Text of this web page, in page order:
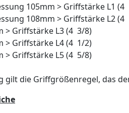
105mm > Griffstärke L1 (4
108mm > Griffstärke L2 (4
> Griffstärke L3 (4 3/8)
> Griffstärke L4 (4 1/2)
> Griffstärke L5 (4 5/8)
die Griffgrößenregel, das